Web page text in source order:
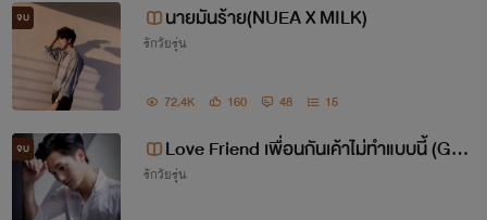
จบ นายมันร้าย(NUEA X MILK)
รักวัยรุ่น
72.4K 160 48 15
จบ
Love Friend เพื่อนกันเค้าไม่ทำแบบนี้ (GA
P C TONSON)
รักวัยรุ่น